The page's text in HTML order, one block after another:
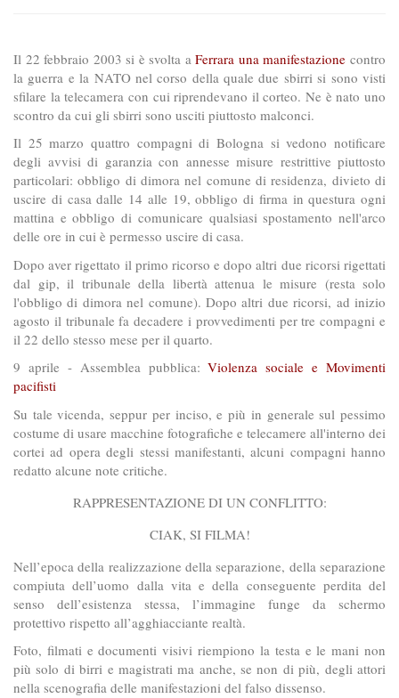
Il 22 febbraio 2003 si è svolta aFerrara una manifestazione contro
la guerra e la NATO nel corso della quale due sbirri si sono visti
sfilare la telecamera con cui riprendevano il corteo. Ne è nato uno
scontro da cui gli sbirri sono usciti piuttosto malconci.
Il 25 marzo quattro compagni di Bologna si vedono notificare
degli avvisi di garanzia con annesse misure restrittive piuttosto
particolari: obbligo di dimora nel comune di residenza, divieto di
uscire di casa dalle 14 alle 19, obbligo di firma in questura ogni
mattina e obbligo di comunicare qualsiasi spostamento nell'arco
delle ore in cui è permesso uscire di casa.
Dopo aver rigettato il primo ricorso e dopo altri due ricorsi rigettati
dal gip, il tribunale della libertà attenua le misure (resta solo
l'obbligo di dimora nel comune). Dopo altri due ricorsi, ad inizio
agosto il tribunale fa decadere i provvedimenti per tre compagni e
il 22 dello stesso mese per il quarto.
9 aprile - Assemblea pubblica:Violenza sociale e Movimenti
pacifisti
Su tale vicenda, seppur per inciso, e più in generale sul pessimo
costume di usare macchine fotografiche e telecamere all'interno dei
cortei ad opera degli stessi manifestanti, alcuni compagni hanno
redatto alcune note critiche.
RAPPRESENTAZIONE DI UN CONFLITTO:
CIAK, SI FILMA!
Nell’epoca della realizzazione della separazione, della separazione
compiuta dell’uomo dalla vita e della conseguente perdita del
senso dell’esistenza stessa, l’immagine funge da schermo
protettivo rispetto all’agghiacciante realtà.
Foto, filmati e documenti visivi riempiono la testa e le mani non
più solo di birri e magistrati ma anche, se non di più, degli attori
nella scenografia delle manifestazioni del falso dissenso.